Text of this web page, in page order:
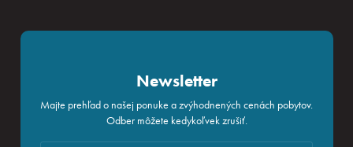
Newsletter
Majte prehľad o našej ponuke a zvýhodnených cenách pobytov.
Odber môžete kedykoľvek zrušiť.